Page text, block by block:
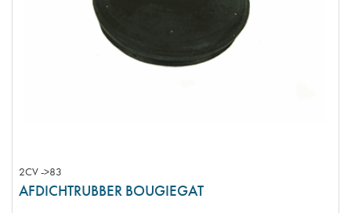
2CV ->83
AFDICHTRUBBER BOUGIEGAT